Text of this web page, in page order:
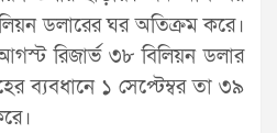
ডলারের ঘর অতিক্রম করে।
রিজার্ভ ৩৮ বিলিয়ন ডলার
ব্যবধানে ১ সেপ্টেম্বর তা ৩৯